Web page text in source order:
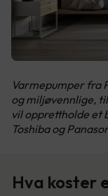
Varmepumper fra
og miljøvennlige,
vil opprettholde et
Toshiba og
Hva koster